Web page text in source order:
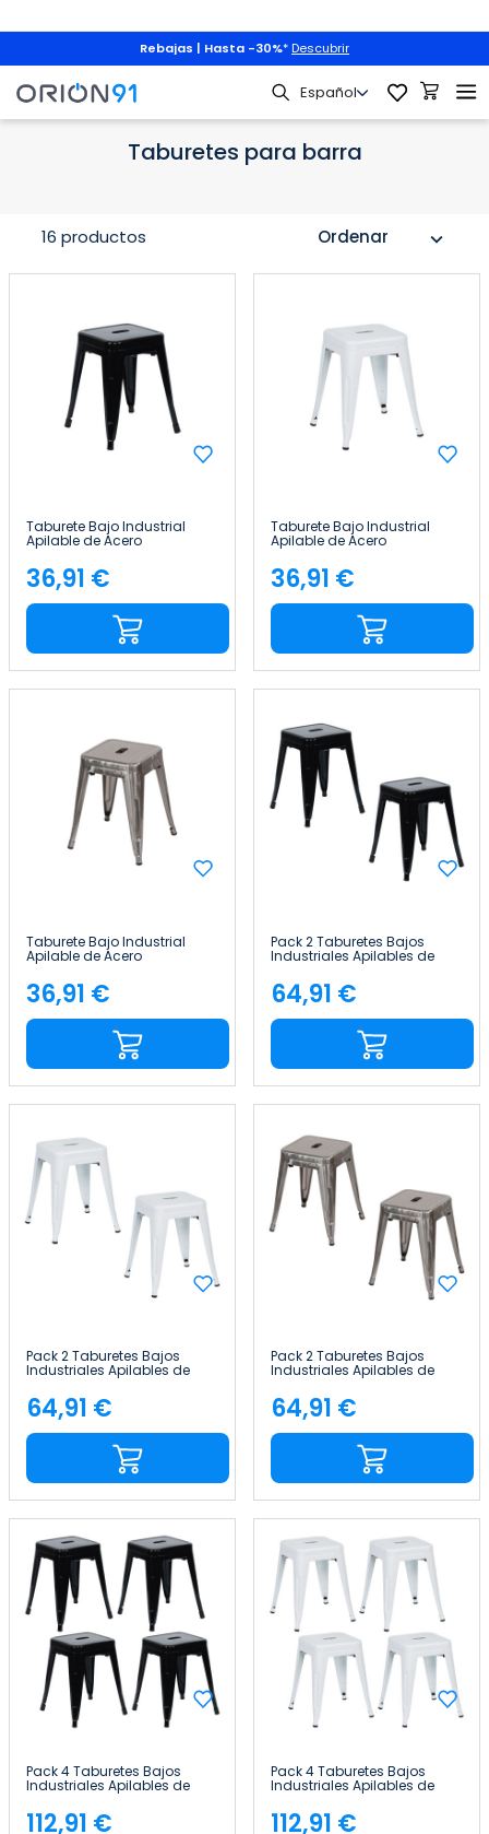
Rebajas | Hasta -30%* Descubrir
por tipo Taburetes de cocina Taburetes para barra
Taburetes para barra
Ordenar expand_more
16 productos
Taburete Bajo Industrial
Apilable de Acero
38x38x46cm Thinia Home
Precio
36,91 €
Taburete Bajo Industrial
Apilable de Acero
38x38x46cm Thinia Home
Precio
36,91 €
Taburete Bajo Industrial
Apilable de Acero
38x38x46cm Thinia Home
Precio
36,91 €
Pack 2 Taburetes Bajos
Industriales Apilables de
Acero 38x38x46cm Thinia
Home
Precio
64,91 €
Pack 2 Taburetes Bajos
Industriales Apilables de
Home
Precio
64,91 €
Pack 2 Taburetes Bajos
Industriales Apilables de
Home
Precio
64,91 €
Pack 4 Taburetes Bajos
Industriales Apilables de
Acero 38x38x46cm Thinia
Home
112,91 €
Pack 4 Taburetes Bajos
Industriales Apilables de
Acero 38x38x46cm Thinia
Home
112,91 €